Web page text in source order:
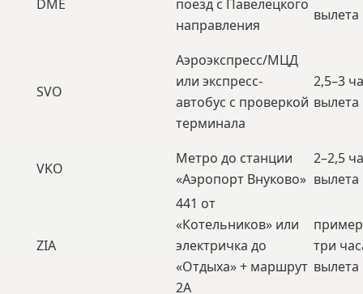
DME
поезд с Павелецкого
направления
вылета
SVO
Аэроэкспресс/МЦД
или экспресс-
автобус с проверкой
терминала
2,5–3
вылета
VKO
Метро до станции
«Аэропорт Внуково»
2–2,5
вылета
ZIA
441 от
«Котельников» или
электричка до
«Отдыха» + маршрут
2А
три
вылета